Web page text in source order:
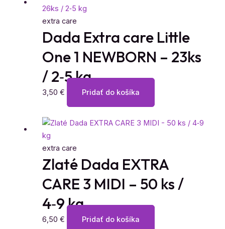
extra care
Dada Extra care Little
One 1 NEWBORN – 23ks
/ 2‑5 kg
3,50 € Pridať do košíka
extra care
Zlaté Dada EXTRA
CARE 3 MIDI – 50 ks /
4‑9 kg
6,50 € Pridať do košíka